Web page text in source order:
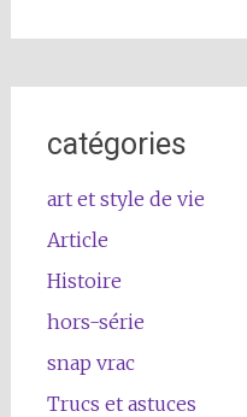
catégories
art et style de vie
Article
Histoire
hors-série
snap vrac
Trucs et astuces